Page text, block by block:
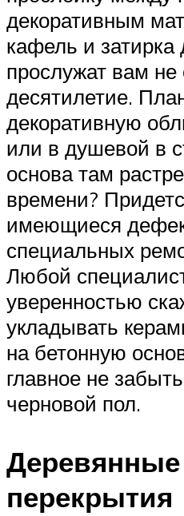
декоративным
кафель и
прослужат вам не
десятилетие.
декоративную
или в душевой в
основа там
времени?
имеющиеся
специальных
Любой
уверенностью
укладывать
на бетонную
главное не
черновой пол.
Деревянные
перекрытия